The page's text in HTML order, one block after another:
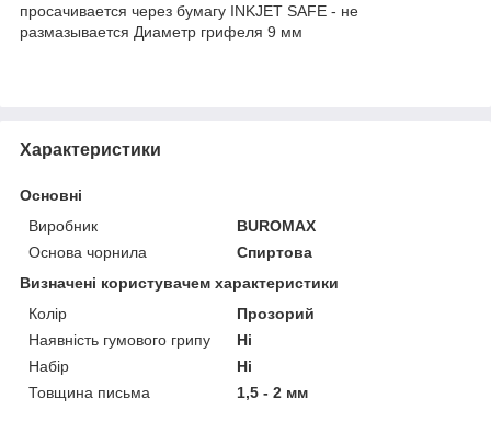
просачивается через бумагу INKJET SAFE - не
размазывается Диаметр грифеля 9 мм
Характеристики
Основні
Виробник
BUROMAX
Основа чорнила
Спиртова
Визначені користувачем характеристики
Колір
Прозорий
Наявність гумового грипу
Ні
Набір
Ні
Товщина письма
1,5 - 2 мм